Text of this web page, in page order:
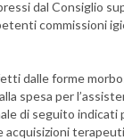
dal Consiglio
commissioni
dalle forme
spesa per
di seguito indicati
acquisizioni